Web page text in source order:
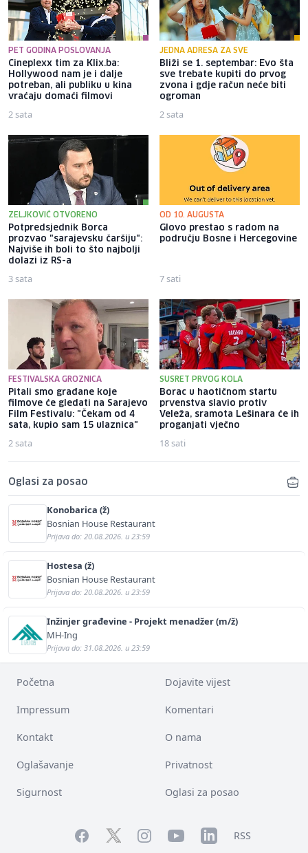
PET GODINA POSLOVANJA
Cineplexx tim za Klix.ba:
Hollywood nam je i dalje
potreban, ali publiku u kina
vraćaju domaći filmovi
2 sata
JEDNA ADRESA ZA SVE
Bliži se 1. septembar: Evo šta
sve trebate kupiti do prvog
zvona i gdje račun neće biti
ogroman
2 sata
ZELJKOVIĆ OTVORENO
Potpredsjednik Borca
prozvao "sarajevsku čaršiju":
Najviše ih boli to što najbolji
dolazi iz RS-a
3 sata
OD 10. AUGUSTA
Glovo prestao s radom na
području Bosne i Hercegovine
7 sati
FESTIVALSKA GROZNICA
Pitali smo građane koje
filmove će gledati na Sarajevo
Film Festivalu: "Čekam od 4
sata, kupio sam 15 ulaznica"
2 sata
SUSRET PRVOG KOLA
Borac u haotičnom startu
prvenstva slavio protiv
Veleža, sramota Lešinara će ih
proganjati vječno
18 sati
Oglasi za posao
Konobarica (ž)
Bosnian House Restaurant
Prijava do: 20.08.2026. u 23:59
Hostesa (ž)
Bosnian House Restaurant
Prijava do: 20.08.2026. u 23:59
Inžinjer građevine - Projekt menadžer (m/ž)
MH-Ing
Prijava do: 31.08.2026. u 23:59
Početna Dojavite vijest
Impressum Komentari
Kontakt O nama
Oglašavanje Privatnost
Sigurnost Oglasi za posao
FacebookTwitterInstagramYouTubeLinkedInRSS